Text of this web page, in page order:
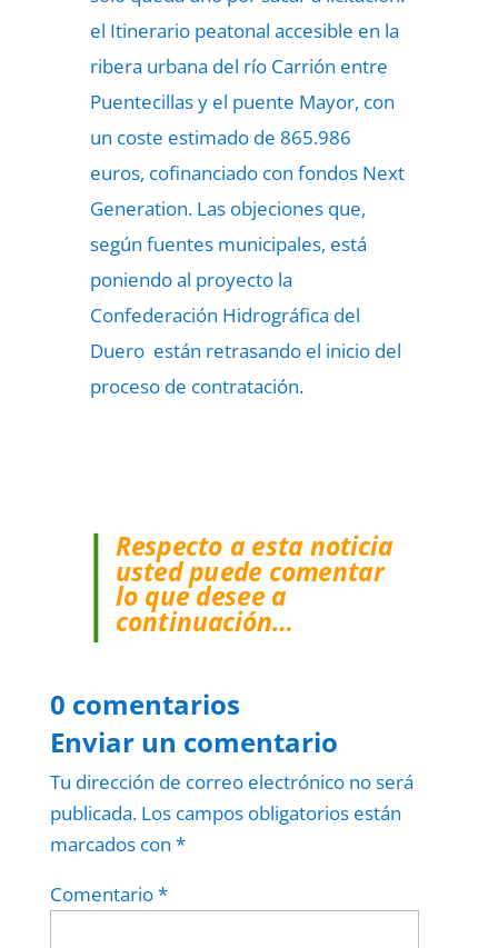
el Itinerario peatonal accesible en la
ribera urbana del río Carrión entre
Puentecillas y el puente Mayor, con
un coste estimado de 865.986
euros, cofinanciado con fondos Next
Generation. Las objeciones que,
según fuentes municipales, está
poniendo al proyecto la
Confederación Hidrográfica del
Duero están retrasando el inicio del
proceso de contratación.
Respecto a esta noticia
usted puede comentar
lo que desee a
continuación…
0 comentarios
Enviar un comentario
Tu dirección de correo electrónico no será
publicada. Los campos obligatorios están
marcados con *
Comentario*